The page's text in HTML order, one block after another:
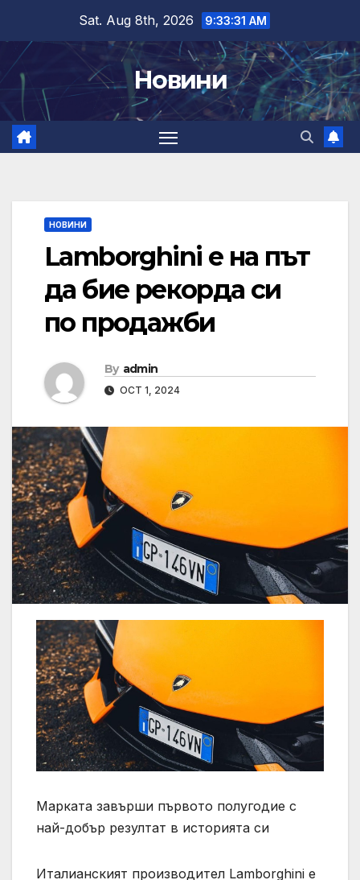
content
Sat. Aug 8th, 2026 9:33:32 AM
Новини
НОВИНИ
Lamborghini е на път
да бие рекорда си
по продажби
By admin
OCT 1, 2024
Марката завърши първото полугодие с
най-добър резултат в историята си
Италианският производител Lamborghini е